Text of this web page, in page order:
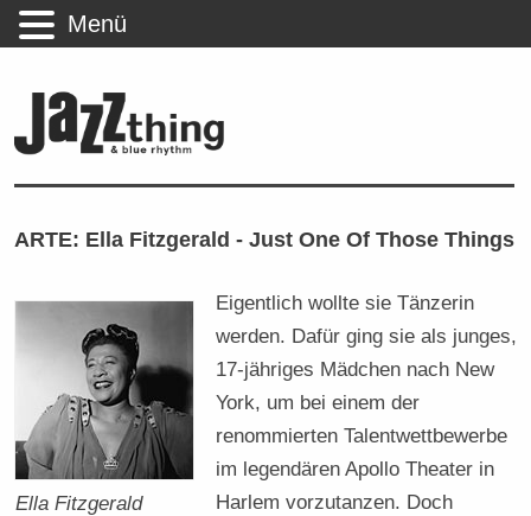
ARTE: Ella Fitzgerald - Just One Of Those Things
Ella Fitzgerald
Eigentlich wollte sie Tänzerin
werden. Dafür ging sie als junges,
17-jähriges Mädchen nach New
York, um bei einem der
renommierten Talentwettbewerbe
im legendären Apollo Theater in
Harlem vorzutanzen. Doch
Menü